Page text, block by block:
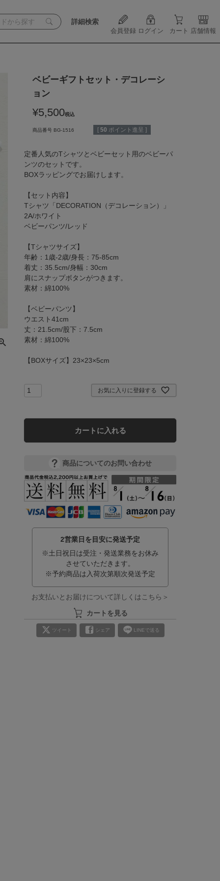
詳細検索
会員登録 ログイン カート 店舗情報
ベビーギフトセット・デコレーシ
ョン
¥5,500税込
商品番号 BG-1516 [ 50 ポイント進呈 ]
定番人気のTシャツとベビーセット用のベビーパ
ンツのセットです。
BOXラッピングでお届けします。
【セット内容】
Tシャツ「DECORATION（デコレーション）」
2A/ホワイト
ベビーパンツ/レッド
【Tシャツサイズ】
年齢：1歳-2歳/身長：75-85cm
着丈：35.5cm/身幅：30cm
肩にスナップボタンがつきます。
素材：綿100%
【ベビーパンツ】
ウエスト41cm
丈：21.5cm/股下：7.5cm
素材：綿100%
【BOXサイズ】23×23×5cm
お気に入りに登録する
カートに入れる
商品についてのお問い合わせ
2営業日を目安に発送予定
※土日祝日は受注・発送業務をお休み
させていただきます。
※予約商品は入荷次第順次発送予定
お支払いとお届けについて詳しくはこちら＞
カートを見る
ツイート シェア LINEで送る